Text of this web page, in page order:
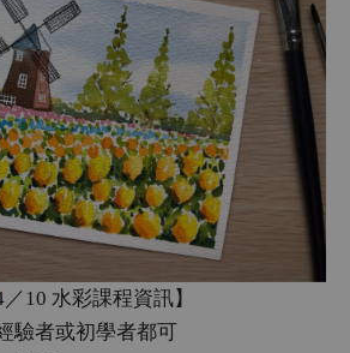
／10 水彩課程資訊】
驗者或初學者都可